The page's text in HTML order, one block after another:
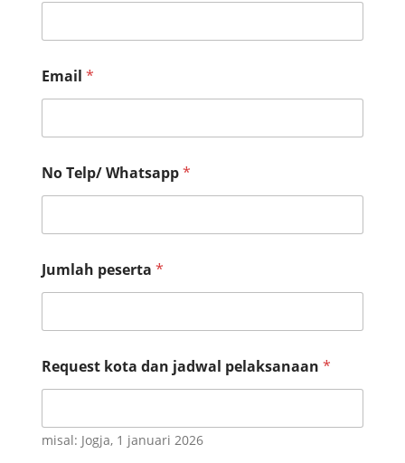
Email *
e
l
k
a
n
a
n
e
N
o
No Telp/ Whatsapp*
Jumlah peserta *
Request kota dan jadwal pelaksanaan *
misal: Jogja, 1 januari 2026